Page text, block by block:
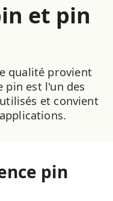
et pin
qualité provient
pin est l'un des
et convient
pin